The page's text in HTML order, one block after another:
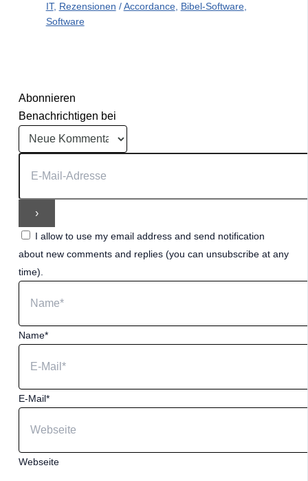
IT, Rezensionen /Accordance, Bibel-Software,
Software
Abonnieren
Benachrichtigen bei
I allow to use my email address and send notification
about new comments and replies (you can unsubscribe at any
time).
Name*
E-Mail*
Webseite